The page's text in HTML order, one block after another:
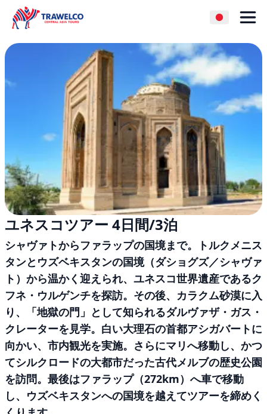
ユネスコツアー 4日間/3泊
シャヴァトからファラップの国境まで。トルクメニス
タンとウズベキスタンの国境（ダショグズ／シャヴァ
ト）から温かく迎えられ、ユネスコ世界遺産であるク
フネ・ウルゲンチを探訪。その後、カラクム砂漠に入
り、「地獄の門」として知られるダルヴァザ・ガス・
クレーターを見学。白い大理石の首都アシガバートに
向かい、市内観光を実施。さらにマリへ移動し、かつ
てシルクロードの大都市だった古代メルブの歴史公園
を訪問。最後はファラップ（272km）へ車で移動
し、ウズベキスタンへの国境を越えてツアーを締めく